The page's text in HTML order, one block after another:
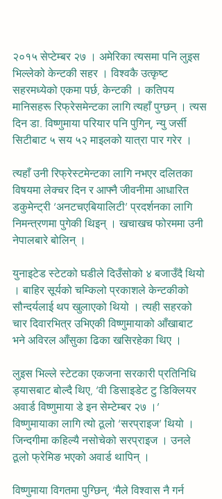
२०१५ सेप्टेम्बर २७ । अमेरिका त्यसमा पनि लुइस
भिल्लेको केन्टकी सहर । विश्वकै उत्कृष्ट
सहरमध्येको एकमा पर्छ, केन्टकी । कतिपय
मानिसहरू रिफ्रेसमेन्टका लागि त्यहाँ पुग्छन् । त्यस
दिन डा. विष्णुमाया परियार पनि पुगिन्, न्यु जर्सी
सिटीबाट ५ सय ५२ माइलको यात्रा पार गरेर ।
त्यहाँ उनी रिफ्रेस्टमेन्टका लागि नभएर दलितका
विषयमा लेक्चर दिन र आफ्नै जीवनीमा आधारित
डकुमेन्ट्री ‘अनटचएबियालिटी’ प्रदर्शनका लागि
निमन्त्रणमा पुगेकी थिइन् । खचाखच फोरममा उनी
नेपालबारे बोलिन् ।
युनाइटेड स्टेटको घडीले दिउँसोको ४ बजाउँदै थियो
। बाहिर सूर्यको चम्किलो प्रकाशले केन्टकीको
सौन्दर्यलाई थप खुलाएको थियो । त्यही सहरको
चार दिवारभित्र उभिएकी विष्णुमायाको आँखाबाट
भने अविरल आँसुका ढिका खसिरहेका थिए ।
लुइस भिल्ले स्टेटका एकजना सरकारी प्रतिनिधि
ड्यासबाट बोल्दै थिए, ‘वी डिसाइडेट टु डिक्लियर
अवार्ड विष्णुमाया डे इन सेम्टेम्बर २७ ।’
विष्णुमायाका लागि त्यो ठूलो ‘सरप्राइज’ थियो ।
जिन्दगीमा कहिल्यै नसोचेको सरप्राइज । उनले
ठूलो फ्रेमिङ भएको अवार्ड थापिन् ।
विष्णुमाया विगतमा पुग्छिन्, ‘मैले विश्वास नै गर्न